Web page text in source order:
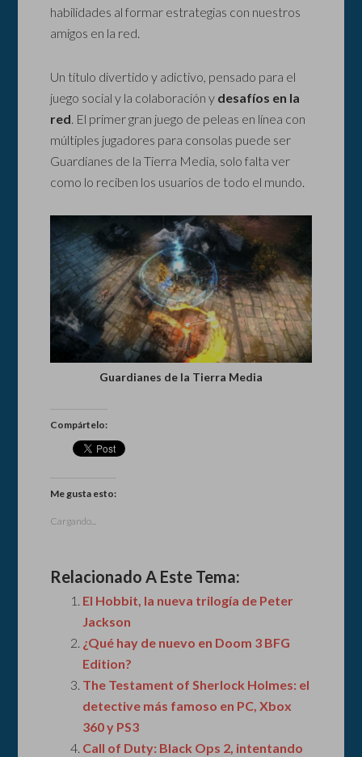
habilidades al formar estrategias con nuestros
amigos en la red.
Un título divertido y adictivo, pensado para el
juego social y la colaboración y desafíos en la
red. El primer gran juego de peleas en línea con
múltiples jugadores para consolas puede ser
Guardianes de la Tierra Media, solo falta ver
como lo reciben los usuarios de todo el mundo.
Guardianes de la Tierra Media
Compártelo:
Me gusta esto:
Cargando...
Relacionado A Este Tema:
El Hobbit, la nueva trilogía de Peter
Jackson
¿Qué hay de nuevo en Doom 3 BFG
Edition?
The Testament of Sherlock Holmes: el
detective más famoso en PC, Xbox
360 y PS3
Call of Duty: Black Ops 2, intentando